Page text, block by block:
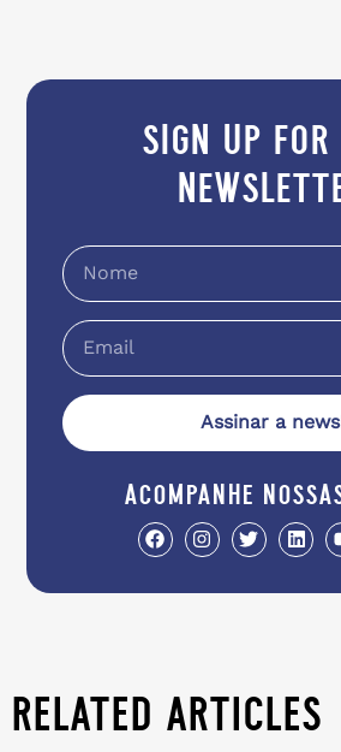
sign up for
Assinar a
acompanhe
related articles